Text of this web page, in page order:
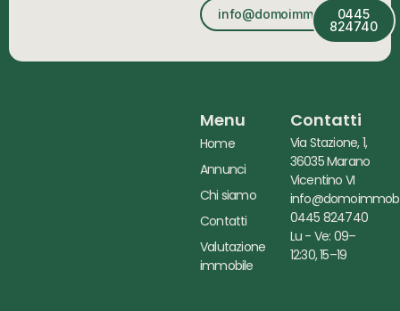
info@domoimmobiliare.it
0445
824740
Menu
Home
Annunci
Chi siamo
Contatti
Valutazione
immobile
Contatti
Via Stazione, 1,
36035 Marano
Vicentino VI
0445 824740
Lu - Ve: 09–
12:30, 15–19